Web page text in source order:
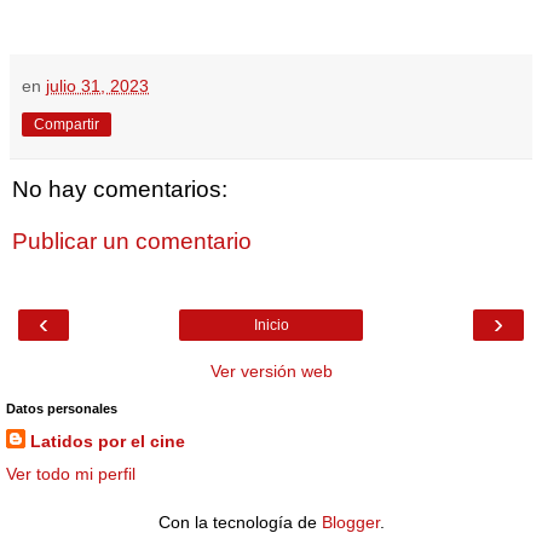
en julio 31, 2023
Compartir
No hay comentarios:
Publicar un comentario
‹ ›
Inicio
Ver versión web
Datos personales
Latidos por el cine
Ver todo mi perfil
Con la tecnología de Blogger.